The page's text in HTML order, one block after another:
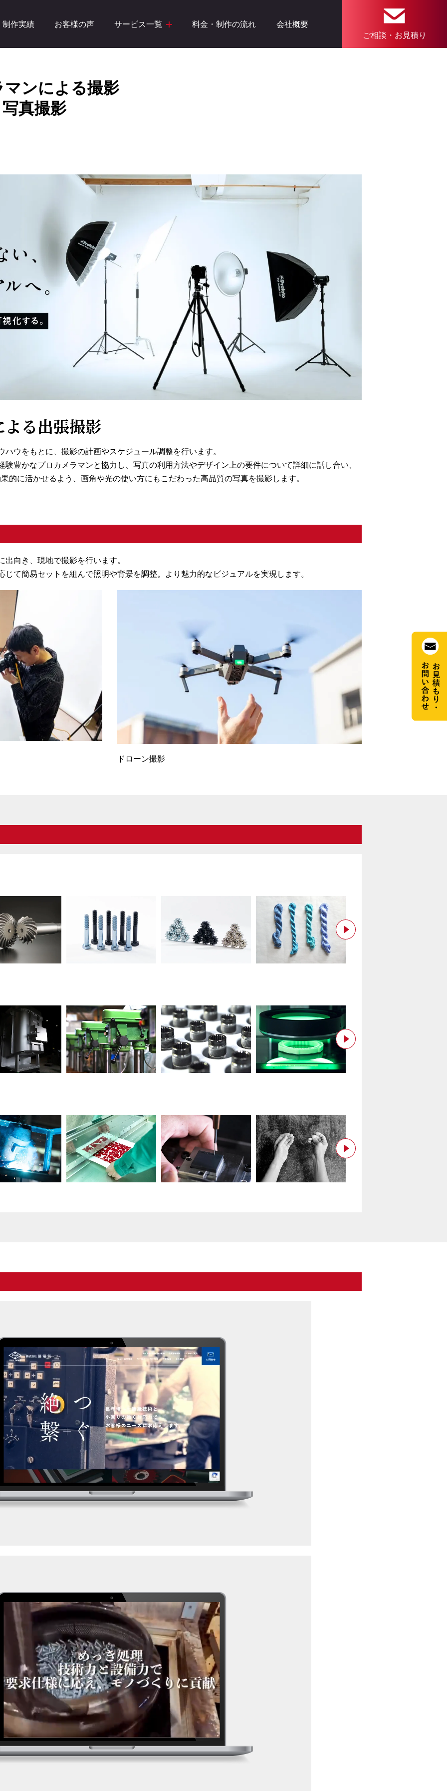
制作実績 お客様の声 サービス一覧 料金・制作の流れ
会社概要
ご相談・お見積り
ンによる撮影
真撮影
る出張撮影
ウをもとに、撮影の計画やスケジュール調整を行います。
豊かなプロカメラマンと協力し、写真の利用方法やデザイン上の要件について詳細に話し合い、
的に活かせるよう、画角や光の使い方にもこだわった高品質の写真を撮影します。
向き、現地で撮影を行います。
て簡易セットを組んで照明や背景を調整。より魅力的なビジュアルを実現します。
ドローン撮影